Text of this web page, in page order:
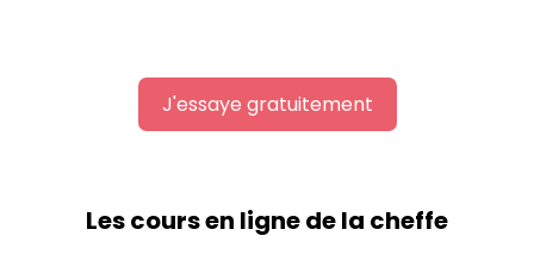
J'essaye gratuitement
Les cours en ligne de la cheffe